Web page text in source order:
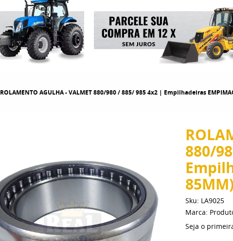
ROLAMENTO AGULHA - VALMET 880/980 / 885/ 985 4x2 | Empilhadeiras
880/
85MM)
Sku: LA9025
Marca:
Seja o